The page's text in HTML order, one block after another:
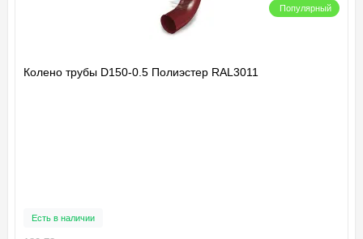
Популярный
Колено трубы D150-0.5 Полиэстер RAL3011
Есть в наличии